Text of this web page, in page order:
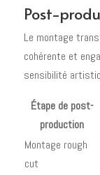
Post-
Le montage
cohérente et
sensibilité
Étape de post-
production
Montage rough
cut